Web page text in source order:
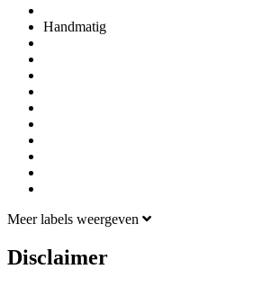
Handmatig
Meer labels weergeven
Disclaimer